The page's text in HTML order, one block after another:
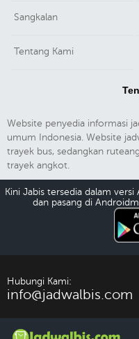
Sangkalan
Tentang Kami
Website penyedia informasi
umum Indonesia. Website
trayek bus, sedangkan
trayek angkot.
Kini Jabis tersedia dalam
dan pasang di
Hubungi Kami:
info@jadwalbis.com